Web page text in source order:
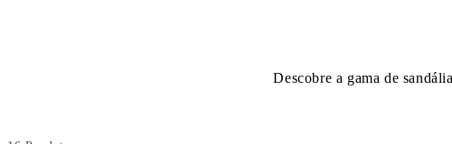
Descobre a gama de